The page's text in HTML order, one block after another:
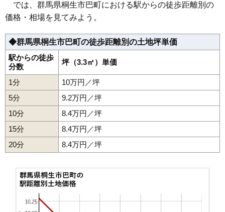
37 新里町奥沢
では、群馬県桐生市巴町における駅からの徒歩距離別の
価格・相場を見てみよう。
◆群馬県桐生市巴町の徒歩距離別の土地坪単価
駅からの徒歩
分数
坪（3.3㎡）単価
1分
10万円／坪
5分
9.2万円／坪
10分
8.4万円／坪
15分
8.4万円／坪
20分
8.4万円／坪